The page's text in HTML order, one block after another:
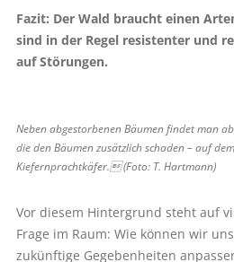
Fazit: Der Wald braucht einen
sind in der Regel resistenter und
auf Störungen.
Neben abgestorbenen Bäumen findet man
die den Bäumen zusätzlich schaden – auf
Kiefernprachtkäfer. (Foto: T. Hartmann)
Vor diesem Hintergrund steht auf
Frage im Raum: Wie können wir
zukünftige Gegebenheiten